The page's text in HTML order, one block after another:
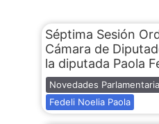
Séptima Sesión
Cámara de
la diputada Paola
Novedades
Fedeli Noelia Paola